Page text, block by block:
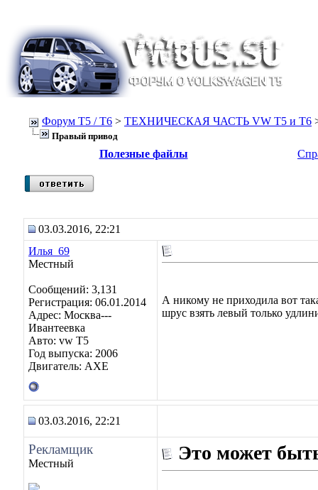
Форум Т5 / T6 > ТЕХНИЧЕСКАЯ ЧАСТЬ VW T5 и T6
Правый привод
Полезные файлы
03.03.2016, 22:21
Илья_69
Местный
Сообщений: 3,131
Регистрация: 06.01.2014
Адрес: Москва---
Ивантеевка
Авто: vw T5
Год выпуска: 2006
Двигатель: AXE
А никому не приходила вот
шрус взять левый только
03.03.2016, 22:21
Рекламщик
Местный Это может